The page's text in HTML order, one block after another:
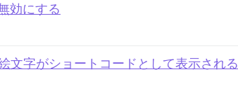
効にする
文字がショートコードとして表示される